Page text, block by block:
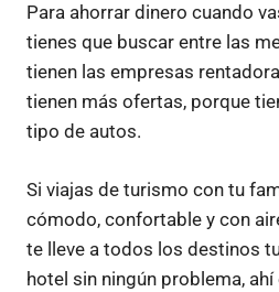
Para ahorrar dinero cuando
tienes que buscar entre las
tienen las empresas
tienen más ofertas, porque
tipo de autos.
Si viajas de turismo con tu
cómodo, confortable y con
te lleve a todos los destinos
hotel sin ningún problema,